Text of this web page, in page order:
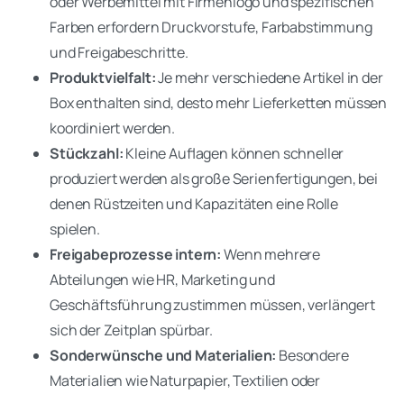
Farben erfordern Druckvorstufe, Farbabstimmung
und Freigabeschritte.
Produktvielfalt:Je mehr verschiedene Artikel in der
Box enthalten sind, desto mehr Lieferketten müssen
koordiniert werden.
Stückzahl:Kleine Auflagen können schneller
produziert werden als große Serienfertigungen, bei
denen Rüstzeiten und Kapazitäten eine Rolle
spielen.
Freigabeprozesse intern:Wenn mehrere
Abteilungen wie HR, Marketing und
Geschäftsführung zustimmen müssen, verlängert
sich der Zeitplan spürbar.
Sonderwünsche und Materialien: Besondere
Materialien wie Naturpapier, Textilien oder